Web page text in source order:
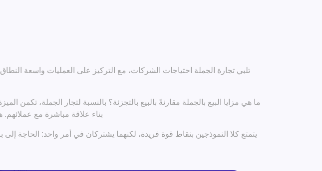
تلبي تجارة الجملة احتياجات الشركات، مع التركيز على العمليات واسعة
ما هي مزايا البيع بالجملة مقارنةً بالبيع بالتجزئة؟ بالنسبة لتجار الجملة، تكمن
بناء علاقة مباشرة مع عملائهم.
يتمتع كلا النموذجين بنقاط قوة فريدة، لكنهما يشتركان في أمر واحد: الحاجة